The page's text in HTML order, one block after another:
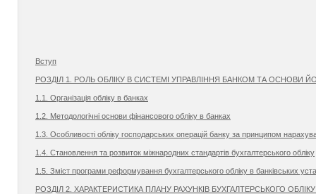
Вступ
РОЗДІЛ 1. РОЛЬ ОБЛІКУ В СИСТЕМІ УПРАВЛІННЯ БАНКОМ ТА ОСНОВИ
1.1. Організація обліку в банках
1.2. Методологічні основи фінансового обліку в банках
1.3. Особливості обліку господарських операцій банку за принципом
1.4. Становлення та розвиток міжнародних стандартів бухгалтерського обліку
1.5. Зміст програми реформування бухгалтерського обліку в банківських
РОЗДІЛ 2. ХАРАКТЕРИСТИКА ПЛАНУ РАХУНКІВ БУХГАЛТЕРСЬКОГО ОБЛІКУ